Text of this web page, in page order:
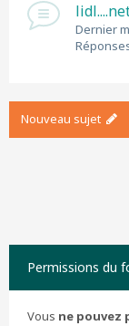
Dernier
Nouveau sujet
Permissions du
Vous ne pouvez